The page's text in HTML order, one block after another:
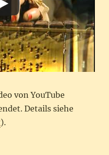
von YouTube
Details siehe
).